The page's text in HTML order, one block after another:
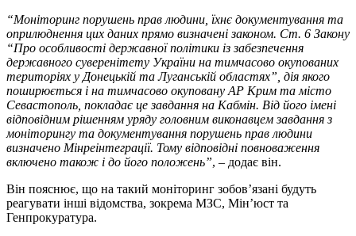
“Моніторинг порушень прав людини, їхнє документування та
оприлюднення цих даних прямо визначені законом. Ст. 6 Закону
“Про особливості державної політики із забезпечення
державного суверенітету України на тимчасово окупованих
територіях у Донецькій та Луганській областях”, дія якого
поширюється і на тимчасово окуповану АР Крим та місто
Севастополь, покладає це завдання на Кабмін. Від його імені
відповідним рішенням уряду головним виконавцем завдання з
моніторингу та документування порушень прав людини
визначено Мінреінтеграції. Тому відповідні повноваження
включено також і до його положень”, – додає він.
Він пояснює, що на такий моніторинг зобов’язані будуть
реагувати інші відомства, зокрема МЗС, Мін’юст та
Генпрокуратура.